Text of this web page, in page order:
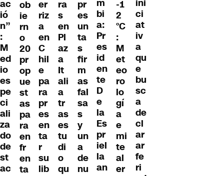
ac
ió
n”
:
M
ed
io
es
pe
ci
ali
za
do
de
st
ac
ob
ie
rn
o
20
pr
op
ue
st
as
pa
ra
en
fr
en
ta
er
riz
a
en
C
hil
e
pa
ra
pr
es
en
ta
r
su
lib
ra
s
en
Pl
az
a
It
ali
a
tr
as
es
tu
di
o
qu
pr
es
un
ta
s
fir
m
as
fal
sa
s
y
un
a
de
nu
m
bi
a:
Pr
es
id
en
te
D
e
la
Es
pr
iel
la
an
-1
2
°C
:
M
et
eo
ro
lo
gí
a
e
mi
te
al
er
ini
ci
at
iv
a
qu
e
bu
sc
a
de
cl
ar
ar
fe
ri